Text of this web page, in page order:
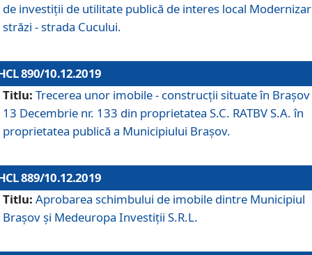
de investiții de utilitate publică de interes local
străzi - strada Cucului.
890/10.12.2019
Titlu: Trecerea unor imobile - construcții situate în Brașov
13 Decembrie nr. 133 din proprietatea S.C. RATBV S.A. în
proprietatea publică a Municipiului Brașov.
889/10.12.2019
Titlu: Aprobarea schimbului de imobile dintre Municipiul
Brașov și Medeuropa Investiții S.R.L.